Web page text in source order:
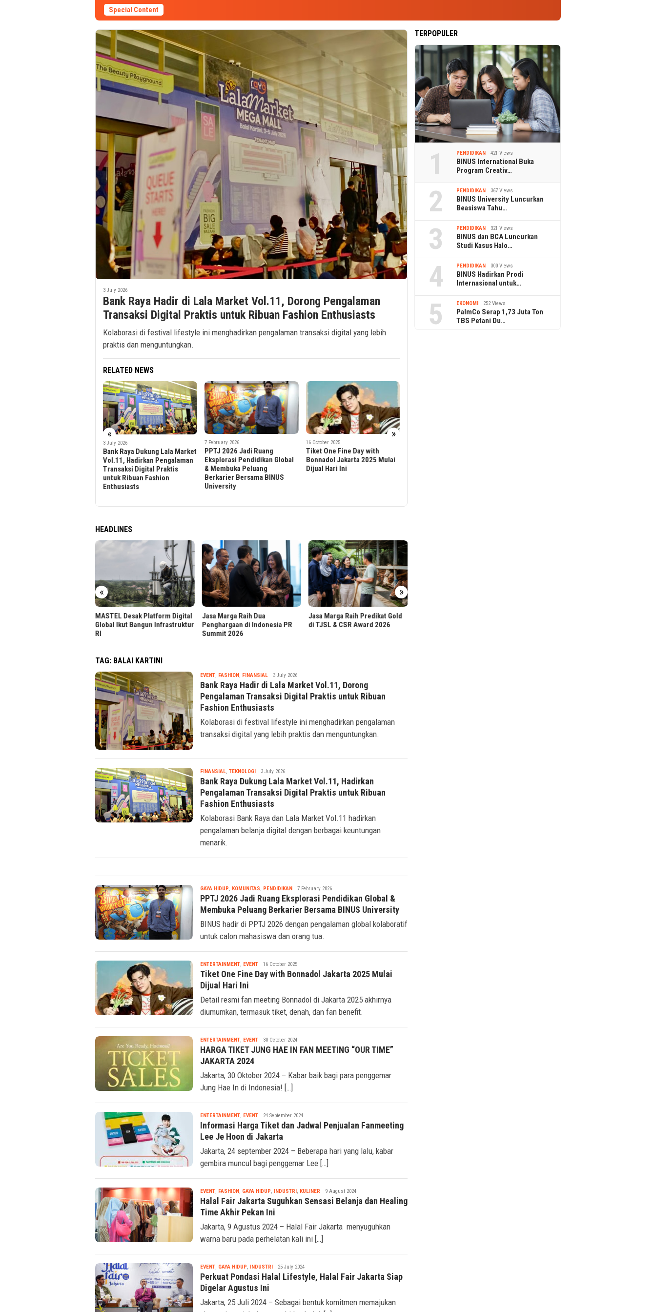
Special Content
3 July 2026
Bank Raya Hadir di Lala Market Vol.11, Dorong Pengalaman
Transaksi Digital Praktis untuk Ribuan Fashion Enthusiasts
Kolaborasi di festival lifestyle ini menghadirkan pengalaman transaksi digital yang lebih
praktis dan menguntungkan.
RELATED NEWS
« »
7 February 2026
PPTJ 2026 Jadi Ruang
Eksplorasi Pendidikan Global
& Membuka Peluang
Berkarier Bersama BINUS
University
16 October 2025
Tiket One Fine Day with
Bonnadol Jakarta 2025 Mulai
Dijual Hari Ini
30 October 2024
HARGA TIKET JUNG HAE IN
FAN MEETING “OUR TIME”
JAKARTA 2024
HEADLINES
« »
Jasa Marga Raih Dua
Penghargaan di Indonesia PR
Summit 2026
Jasa Marga Raih Predikat Gold
di TJSL & CSR Award 2026
Didukung Sultan HB X, Jasa
Marga Percepat Akses
TAG: BALAI KARTINI
EVENT, FASHION, FINANSIAL Tsaqif
Ridwan
3 July 2026
Bank Raya Hadir di Lala Market Vol.11, Dorong
Pengalaman Transaksi Digital Praktis untuk Ribuan
Fashion Enthusiasts
Kolaborasi di festival lifestyle ini menghadirkan pengalaman
transaksi digital yang lebih praktis dan menguntungkan.
FINANSIAL, TEKNOLOGITsaqif
Ridwan
3 July 2026
Bank Raya Dukung Lala Market Vol.11, Hadirkan
Pengalaman Transaksi Digital Praktis untuk Ribuan
Fashion Enthusiasts
Kolaborasi Bank Raya dan Lala Market Vol.11 hadirkan
pengalaman belanja digital dengan berbagai keuntungan
menarik.
GAYA HIDUP, KOMUNITAS, PENDIDIKANTsaqif
Ridwan
7 February 2026
PPTJ 2026 Jadi Ruang Eksplorasi Pendidikan Global &
Membuka Peluang Berkarier Bersama BINUS University
BINUS hadir di PPTJ 2026 dengan pengalaman global kolaboratif
untuk calon mahasiswa dan orang tua.
ENTERTAINMENT, EVENTTsaqif
Ridwan
16 October 2025
Tiket One Fine Day with Bonnadol Jakarta 2025 Mulai
Dijual Hari Ini
Detail resmi fan meeting Bonnadol di Jakarta 2025 akhirnya
diumumkan, termasuk tiket, denah, dan fan benefit.
ENTERTAINMENT, EVENTTsaqif
Ridwan
30 October 2024
HARGA TIKET JUNG HAE IN FAN MEETING “OUR TIME”
JAKARTA 2024
Jakarta, 30 Oktober 2024 – Kabar baik bagi para penggemar
Jung Hae In di Indonesia! […]
ENTERTAINMENT, EVENTTsaqif
Ridwan
24 September 2024
Informasi Harga Tiket dan Jadwal Penjualan Fanmeeting
Lee Je Hoon di Jakarta
Jakarta, 24 september 2024 – Beberapa hari yang lalu, kabar
gembira muncul bagi penggemar Lee […]
EVENT, FASHION, GAYA HIDUP, INDUSTRI, KULINER Tsaqif
Ridwan
9 August 2024
Halal Fair Jakarta Suguhkan Sensasi Belanja dan Healing
Time Akhir Pekan Ini
Jakarta, 9 Agustus 2024 – Halal Fair Jakarta menyuguhkan
warna baru pada perhelatan kali ini […]
EVENT, GAYA HIDUP, INDUSTRITsaqif
Ridwan
25 July 2024
Perkuat Pondasi Halal Lifestyle, Halal Fair Jakarta Siap
Digelar Agustus Ini
Jakarta, 25 Juli 2024 – Sebagai bentuk komitmen memajukan
TERPOPULER
1 PENDIDIKAN 421 Views
BINUS International Buka
Program Creativ…
2 PENDIDIKAN 367 Views
BINUS University Luncurkan
Beasiswa Tahu…
3 PENDIDIKAN 321 Views
BINUS dan BCA Luncurkan
Studi Kasus Halo…
4 PENDIDIKAN 300 Views
BINUS Hadirkan Prodi
Internasional untuk…
5 EKONOMI 252 Views
PalmCo Serap 1,73 Juta Ton
TBS Petani Du…